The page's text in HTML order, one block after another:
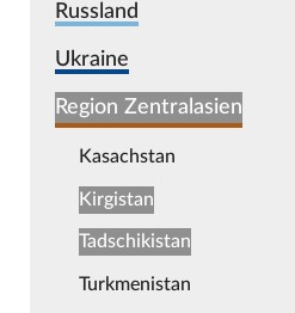
Russland
Ukraine
Region Zentralasien
Kasachstan
Kirgistan
Tadschikistan
Turkmenistan